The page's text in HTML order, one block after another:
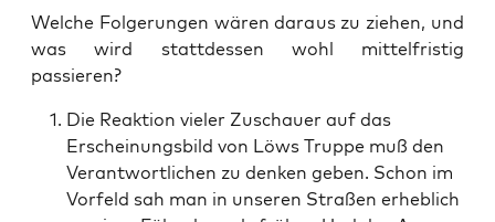
Wel­che Fol­ge­run­gen wären dar­aus zu zie­hen, und
was wird statt­des­sen wohl mit­tel­fris­tig
passieren?
Die Reak­ti­on vie­ler Zuschau­er auf das
Erschei­nungs­bild von Löws Trup­pe muß den
Ver­ant­wort­li­chen zu den­ken geben. Schon im
Vor­feld sah man in unse­ren Stra­ßen erheb­lich